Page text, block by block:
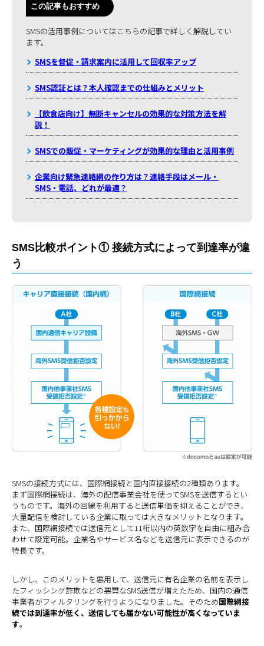
この記事もおすすめ
SMSの活用事例についてはこちらの記事で詳しく解説してい
ます。
SMSを督促・請求案内に活用して回収率アップ
SMS認証とは？本人確認までの仕組みとメリット
【飲食店向け】無断キャンセルの効果的な対策方法を解
説！
SMSでの販促・マーケティングが効果的な理由と活用事例
企業向け緊急連絡網の作り方は？連絡手段はメール・
SMS・電話、どれが最適？
SMS比較ポイント① 接続方式によって到達率が違
う
SMSの接続方式には、国際網接続と国内直接接続の2種類あります。
まず国際網接続は、海外の配信事業会社を使ってSMSを送信するとい
うものです。海外の回線を利用すると送信単価を抑えることができ、
大量配信を検討している企業に取っては大きなメリットとなります。
また、国際網接続では送信元として11桁以内の英数字を自由に組み合
わせて設定可能。企業名やサービス名などを送信元に表示できるのが
特長です。
しかし、このメリットを悪用して、送信元に有名企業の名前を表示し
たフィッシング詐欺などの悪質なSMS送信が増えたため、国内の通信
事業者がフィルタリングを行うようになりました。そのため国際網接
続では到達率が低く、送信しても届かない可能性が高くなっていま
す。